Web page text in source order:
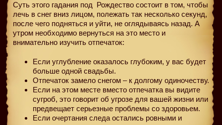
Суть этого гадания под Рождество состоит в том, чтобы
лечь в снег вниз лицом, полежать так несколько секунд,
после чего подняться и уйти, не оглядываясь назад. А
утром необходимо вернуться на это место и
внимательно изучить отпечаток:
Если углубление оказалось глубоким, у вас будет
больше одной свадьбы.
Отпечаток замело снегом – к долгому одиночеству.
Если на этом месте вместо отпечатка вы видите
сугроб, это говорит об угрозе для вашей жизни или
предвещает серьезные проблемы со здоровьем.
Если очертания следа остались ровными и